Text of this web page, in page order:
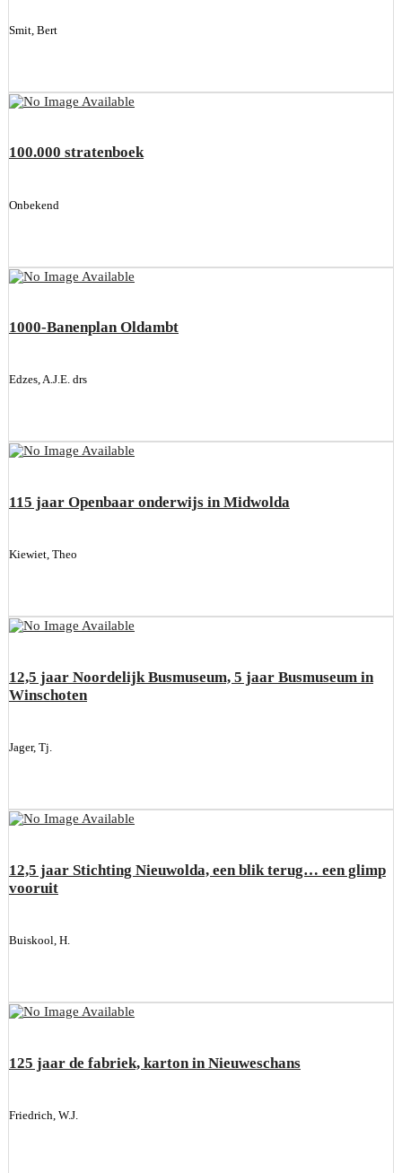
Smit, Bert
100.000 stratenboek
Onbekend
1000-Banenplan Oldambt
Edzes, A.J.E. drs
115 jaar Openbaar onderwijs in Midwolda
Kiewiet, Theo
12,5 jaar Noordelijk Busmuseum, 5 jaar Busmuseum in
Winschoten
Jager, Tj.
12,5 jaar Stichting Nieuwolda, een blik terug… een glimp
vooruit
Buiskool, H.
125 jaar de fabriek, karton in Nieuweschans
Friedrich, W.J.